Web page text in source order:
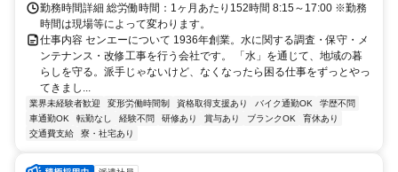
勤務時間詳細 総労働時間：1ヶ月あたり152時間 8:15～17:00 ※勤務
時間は現場等によって変わります。
仕事内容 センエーについて 1936年創業。水に関する調査・保守・メ
ンテナンス・改修工事を行う会社です。 「水」を通じて、地域の暮
らしを守る。派手じゃないけど、なくなったら困る仕事をずっとやっ
てきまし...
業界未経験者歓迎 変形労働時間制 資格取得支援あり バイク通勤OK
学歴不問
車通勤OK
転勤なし 経験不問 研修あり 賞与あり ブランクOK
育休あり
交通費支給
寮・社宅あり